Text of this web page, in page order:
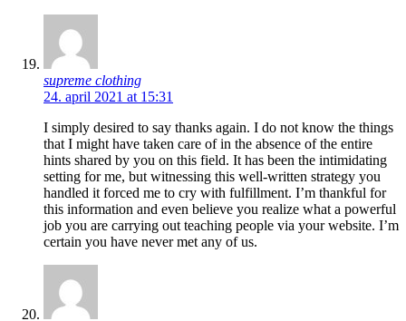
supreme clothing
24. april 2021 at 15:31
I simply desired to say thanks again. I do not know the things
that I might have taken care of in the absence of the entire
hints shared by you on this field. It has been the intimidating
setting for me, but witnessing this well-written strategy you
handled it forced me to cry with fulfillment. I’m thankful for
this information and even believe you realize what a powerful
job you are carrying out teaching people via your website. I’m
certain you have never met any of us.